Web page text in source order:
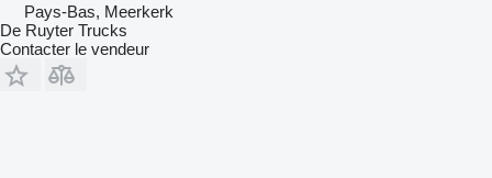
Pays-Bas, Meerkerk
De Ruyter Trucks
Contacter le vendeur